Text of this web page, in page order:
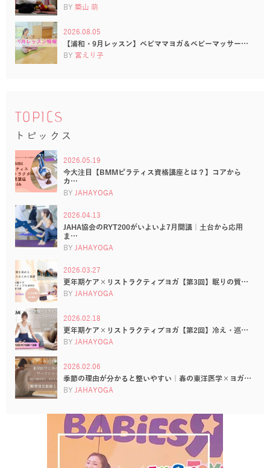
BY 築山 萌
2026.08.05
【浦和・9月レッスン】ベビママヨガ＆ベビーマッサー…
BY 宮えり子
TOPICS
トピックス
2026.05.19
今大注目【BMMピラティス資格講座とは？】コアから
カ…
BY JAHAYOGA
2026.04.13
JAHA協会のRYT200がいよいよ7月開講｜土台から応用
ま…
BY JAHAYOGA
2026.03.27
更年期ケア×リストラクティブヨガ【第3回】眠りの質…
BY JAHAYOGA
2026.02.18
更年期ケア×リストラクティブヨガ【第2回】冷え・巡…
BY JAHAYOGA
2026.02.06
季節の理由が分かると整いやすい｜春の東洋医学×ヨガ…
BY JAHAYOGA